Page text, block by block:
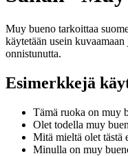
Muy bueno tarkoittaa
käytetään usein
onnistunutta.
Esimerkkejä
Tämä ruoka on muy
Olet todella muy
Mitä mieltä olet tästä
Minulla on muy